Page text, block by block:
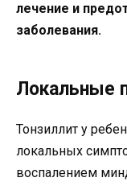
лечение и
заболевания.
Локальные
Тонзиллит у
локальных
воспалением